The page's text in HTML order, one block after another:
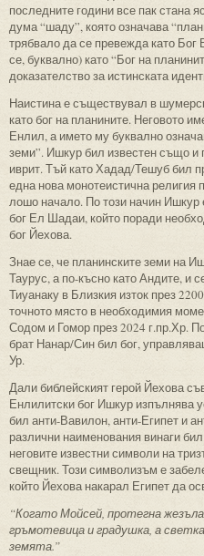
последните години все пак стана
дума “шаду”, която означава
трябвало да се превежда като
се, буквално) като “Бог на
доказателство за истинската
Наистина е съществувал в
като бог на планините. Неговото
Енлил, а името му буквално
земи”. Ишкур бил известен също
иврит. Тъй като Хадад/Тешуб бил
една нова монотеистична
лошо начало. По този начин Ишкур
бог Ел Шадаи, който поради
бог Йехова.
Знае се, че планинските земи на
Таурус, а по-късно като Андите, и
Тиуанаку в Близкия изток през
точното място в необходимия
Содом и Гомор през 2024 г.пр.Хр.
брат Нанар/Син бил бог,
Ур.
Дали библейският герой Йехова
Енлилитски бог Ишкур изпълнява
бил анти-Вавилон, анти-Египет и
различни наименования винаги
неговите известни символи на
свещник. Този символизъм е
който Йехова накарал Египет да
“Когато Мойсей, протегна
гръмотевица и градушка, а
земята.”